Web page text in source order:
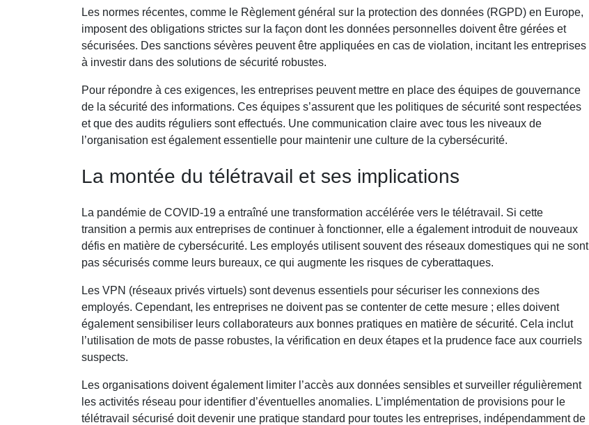
Les normes récentes, comme le Règlement général sur la protection des données (RGPD) en Europe,
imposent des obligations strictes sur la façon dont les données personnelles doivent être gérées et
sécurisées. Des sanctions sévères peuvent être appliquées en cas de violation, incitant les entreprises
à investir dans des solutions de sécurité robustes.
Pour répondre à ces exigences, les entreprises peuvent mettre en place des équipes de gouvernance
de la sécurité des informations. Ces équipes s’assurent que les politiques de sécurité sont respectées
et que des audits réguliers sont effectués. Une communication claire avec tous les niveaux de
l’organisation est également essentielle pour maintenir une culture de la cybersécurité.
La montée du télétravail et ses implications
La pandémie de COVID-19 a entraîné une transformation accélérée vers le télétravail. Si cette
transition a permis aux entreprises de continuer à fonctionner, elle a également introduit de nouveaux
défis en matière de cybersécurité. Les employés utilisent souvent des réseaux domestiques qui ne sont
pas sécurisés comme leurs bureaux, ce qui augmente les risques de cyberattaques.
Les VPN (réseaux privés virtuels) sont devenus essentiels pour sécuriser les connexions des
employés. Cependant, les entreprises ne doivent pas se contenter de cette mesure ; elles doivent
également sensibiliser leurs collaborateurs aux bonnes pratiques en matière de sécurité. Cela inclut
l’utilisation de mots de passe robustes, la vérification en deux étapes et la prudence face aux courriels
suspects.
Les organisations doivent également limiter l’accès aux données sensibles et surveiller régulièrement
les activités réseau pour identifier d’éventuelles anomalies. L’implémentation de provisions pour le
télétravail sécurisé doit devenir une pratique standard pour toutes les entreprises, indépendamment de